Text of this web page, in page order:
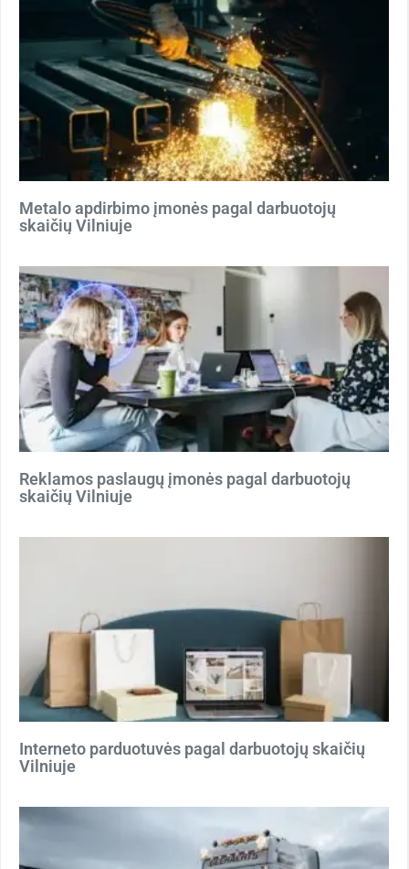
Metalo apdirbimo įmonės pagal darbuotojų
skaičių Vilniuje
Reklamos paslaugų įmonės pagal darbuotojų
skaičių Vilniuje
Interneto parduotuvės pagal darbuotojų skaičių
Vilniuje